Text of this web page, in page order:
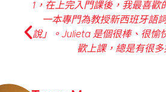
分是我們在讀
而寫的 「小
老師，我很喜
練習說我所學
且有足夠的